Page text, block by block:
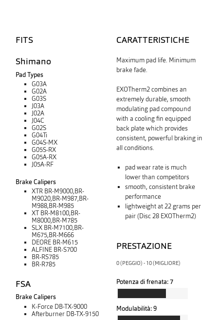
FITS
Shimano
Pad Types
G03A
G02A
G03S
J03A
J02A
J04C
G02S
G04Ti
G04S-MX
G05S-RX
G05A-RX
J05A-RF
Brake Calipers
XTR BR-M9000,BR-
M9020,BR-M987,BR-
M988,BR-M985
XT BR-M8100,BR-
M8000,BR-M785
SLX BR-M7100,BR-
M675,BR-M666
DEORE BR-M615
ALFINE BR-S700
BR-RS785
BR-R785
FSA
Brake Calipers
K-Force DB-TX-9000
Afterburner DB-TX-9150
CARATTERISTICHE
Maximum pad life. Minimum
brake fade.
EXOTherm2 combines an
extremely durable, smooth
modulating pad compound
with a cooling fin equipped
back plate which provides
consistent, powerful braking in
all conditions.
pad wear rate is much
lower than competitors
smooth, consistent brake
performance
lightweight at 22 grams per
pair (Disc 28 EXOTherm2)
PRESTAZIONE
0 (PEGGIO) - 10 (MIGLIORE)
Potenza di frenata:7
Modulabilità:9